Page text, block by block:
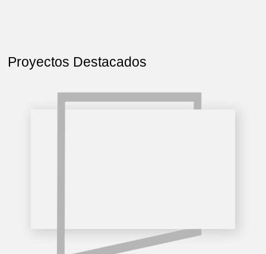
Proyectos Destacados